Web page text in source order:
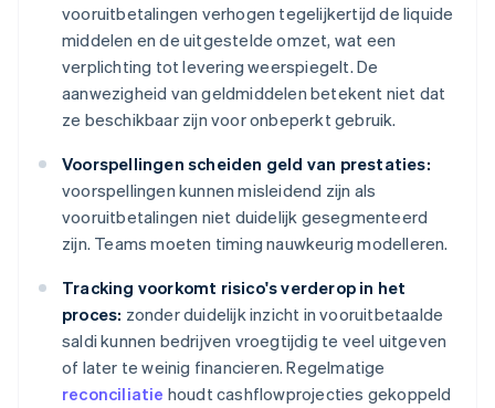
vooruitbetalingen verhogen tegelijkertijd de liquide
middelen en de uitgestelde omzet, wat een
verplichting tot levering weerspiegelt. De
aanwezigheid van geldmiddelen betekent niet dat
ze beschikbaar zijn voor onbeperkt gebruik.
Voorspellingen scheiden geld van prestaties:
voorspellingen kunnen misleidend zijn als
vooruitbetalingen niet duidelijk gesegmenteerd
zijn. Teams moeten timing nauwkeurig modelleren.
Tracking voorkomt risico's verderop in het
proces: zonder duidelijk inzicht in vooruitbetaalde
saldi kunnen bedrijven vroegtijdig te veel uitgeven
of later te weinig financieren. Regelmatige
reconciliatie houdt cashflowprojecties gekoppeld